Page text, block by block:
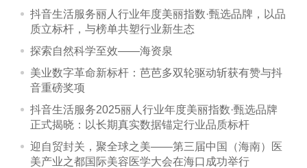
抖音生活服务丽人行业年度美丽指数·甄选品牌，以品
质立标杆，与榜单共塑行业新生态
探索自然科学至效——海资泉
美业数字革命新标杆：芭芭多双轮驱动斩获有赞与抖
音重磅奖项
抖音生活服务2025丽人行业年度美丽指数·甄选品牌
正式揭晓：以长期真实数据锚定行业品质标杆
迎自贸封关，聚全球之美——第三届中国（海南）医
美产业之都国际美容医学大会在海口成功举行